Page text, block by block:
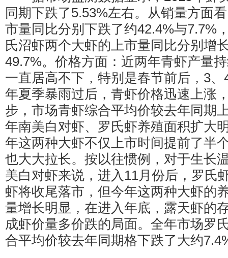
同期下跌了5.53%左右。从销量方面
市量同比分别下跌了约42.4%与7.7%
氏沼虾两个大虾的上市量同比分别增
49.7%。价格方面：近两年青虾产量
一直居高不下，特别是春节前后，3
年夏季暴雨过后，青虾价格迅速上涨
步，市场青虾综合平均价较去年同期
年南美白对虾、罗氏虾养殖面积扩大
年这两种大虾不仅上市时间提前了半
也大大拉长。按以往惯例，对于生长
美白对虾来说，进入11月份后，罗氏
虾将收尾落市，但今年这两种大虾的
量增长明显，在进入年底，露天虾的
成虾价量多价跌的局面。全年市场罗
合平均价较去年同期格下跌了大约